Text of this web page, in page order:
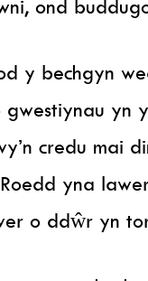
ond
y bechgyn
yn
credu mai
yna
o ddŵr yn